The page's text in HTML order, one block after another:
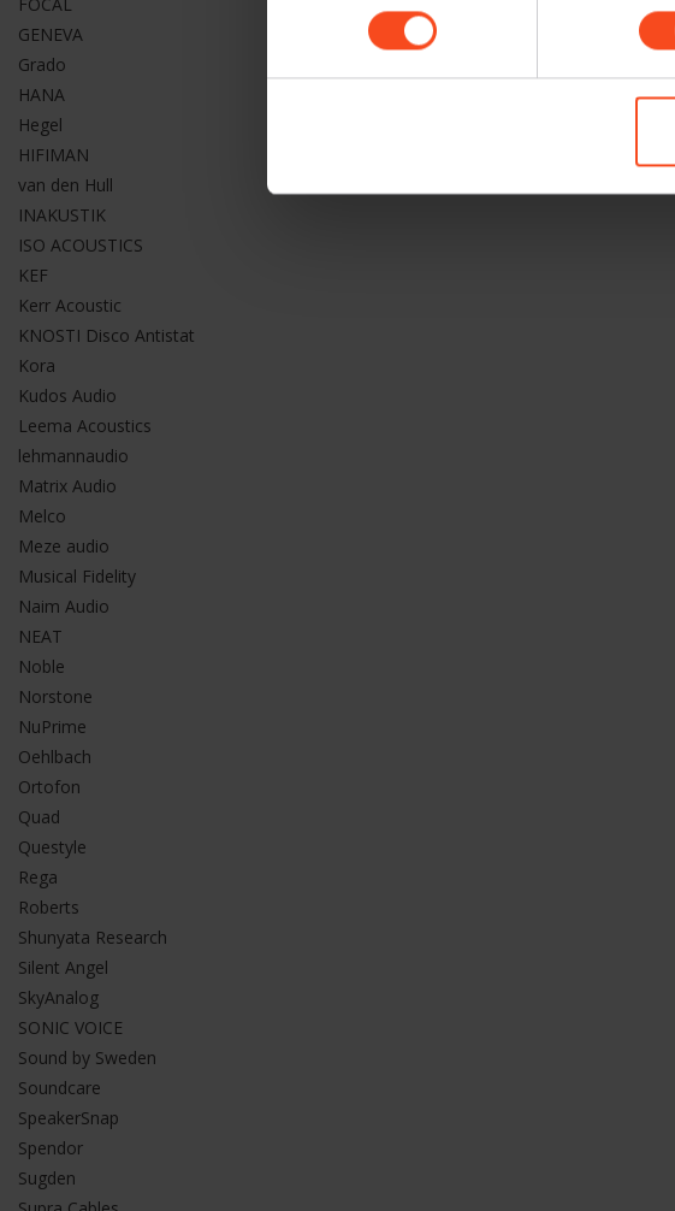
GENEVA
Grado
HANA
Hegel
HIFIMAN
van den Hull
INAKUSTIK
ISO ACOUSTICS
KEF
Kerr Acoustic
KNOSTI Disco Antistat
Kora
Kudos Audio
Leema Acoustics
lehmannaudio
Matrix Audio
Melco
Meze audio
Musical Fidelity
Naim Audio
NEAT
Noble
Norstone
NuPrime
Oehlbach
Ortofon
Quad
Questyle
Rega
Roberts
Shunyata Research
Silent Angel
SkyAnalog
SONIC VOICE
Sound by Sweden
Soundcare
SpeakerSnap
Spendor
Sugden